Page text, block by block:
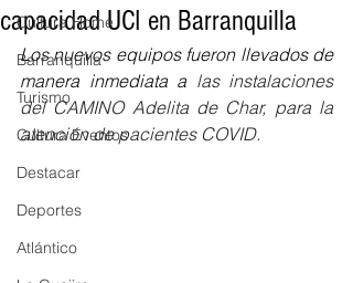
Cultura Home
Barranquilla
Turismo
Cultura Eventos
Destacar
Deportes
Atlántico
capacidad UCI en Barranquilla
Los nuevos equipos fueron llevados de
manera inmediata a las instalaciones
del CAMINO Adelita de Char, para la
atención de pacientes COVID.